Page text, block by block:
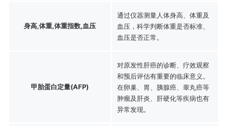
身高,体重,体重指数,血压
通过仪器测量人体身高、体重及
血压，科学判断体重是否标准、
血压是否正常。
甲胎蛋白定量(AFP)
对原发性肝癌的诊断、疗效观察
和预后评估有重要的临床意义。
在卵巢、胃、胰腺癌、睾丸癌等
肿瘤及肝炎、肝硬化等疾病也有
异常发现。